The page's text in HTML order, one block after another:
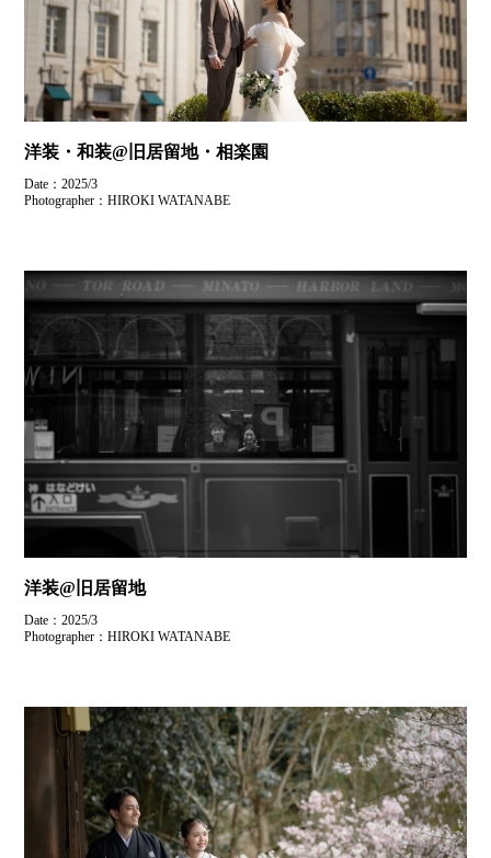
洋装・和装@旧居留地・相楽園
Date：2025/3
Photographer：HIROKI WATANABE
洋装@旧居留地
Date：2025/3
Photographer：HIROKI WATANABE